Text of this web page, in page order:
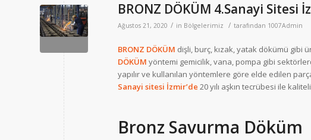
BRONZ DÖKÜM 4.Sanayi Sitesi
Ağustos 21, 2020 / in Bölgelerimiz / tarafından 1007Admin
BRONZ DÖKÜM dişli, burç, kızak, yatak dökümü gibi
DÖKÜM yöntemi gemicilik, vana, pompa gibi
yapılır ve kullanılan yöntemlere göre elde edilen
Sanayi sitesi İzmir’de 20 yılı aşkın tecrübesi ile
Bronz Savurma Döküm